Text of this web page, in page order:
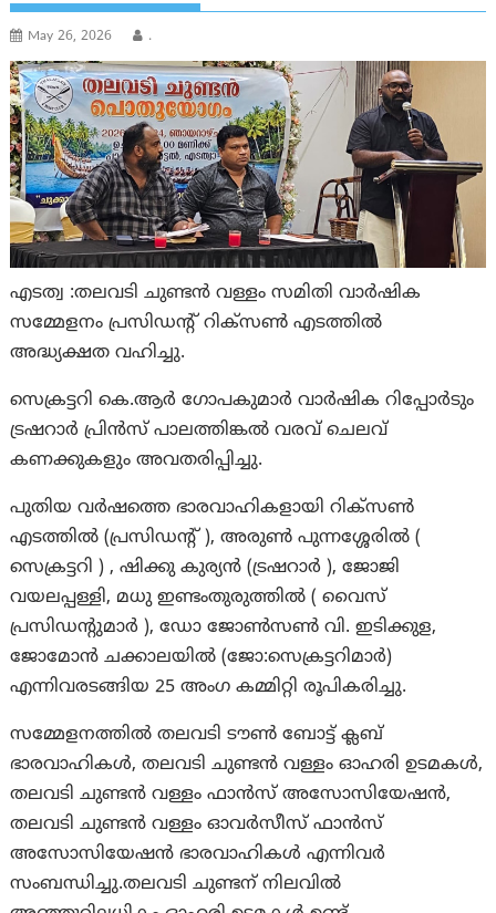
May 26, 2026 .
എടത്വ :തലവടി ചുണ്ടൻ വള്ളം സമിതി വാർഷിക
സമ്മേളനം പ്രസിഡന്റ് റിക്സൺ എടത്തിൽ
അദ്ധ്യക്ഷത വഹിച്ചു.
സെക്രട്ടറി കെ.ആർ ഗോപകുമാർ വാർഷിക റിപ്പോർടും
ട്രഷറാർ പ്രിൻസ് പാലത്തിങ്കൽ വരവ് ചെലവ്
കണക്കുകളും അവതരിപ്പിച്ചു.
പുതിയ വർഷത്തെ ഭാരവാഹികളായി റിക്സൺ
എടത്തിൽ (പ്രസിഡന്റ് ), അരുൺ പുന്നശ്ശേരിൽ (
സെക്രട്ടറി ) , ഷിക്കു കുര്യൻ (ട്രഷറാർ ), ജോജി
വയലപ്പള്ളി, മധു ഇണ്ടംതുരുത്തിൽ ( വൈസ്
പ്രസിഡന്റുമാർ ), ഡോ ജോൺസൺ വി. ഇടിക്കുള,
ജോമോൻ ചക്കാലയിൽ (ജോ:സെക്രട്ടറിമാർ)
എന്നിവരടങ്ങിയ 25 അംഗ കമ്മിറ്റി രൂപികരിച്ചു.
സമ്മേളനത്തില്‍ തലവടി ടൗൺ ബോട്ട് ക്ലബ്
ഭാരവാഹികള്‍, തലവടി ചുണ്ടൻ വള്ളം ഓഹരി ഉടമകൾ,
തലവടി ചുണ്ടൻ വള്ളം ഫാൻസ് അസോസിയേഷന്‍,
തലവടി ചുണ്ടൻ വള്ളം ഓവർസീസ് ഫാൻസ്
അസോസിയേഷന്‍ ഭാരവാഹികൾ എന്നിവർ
സംബന്ധിച്ചു.തലവടി ചുണ്ടന് നിലവിൽ